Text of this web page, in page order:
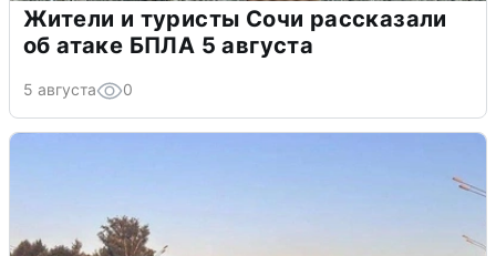
Жители и туристы Сочи рассказали
об атаке БПЛА 5 августа
5 августа 0